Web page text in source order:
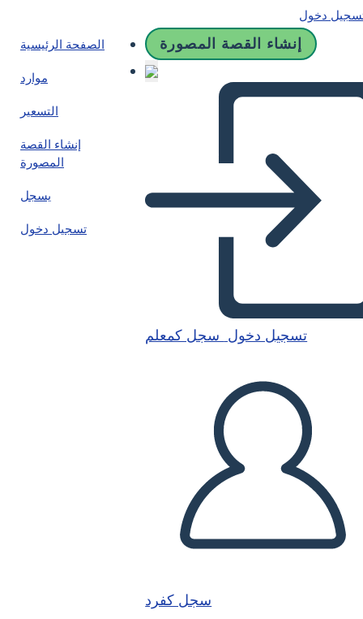
دخول
الصفحة الرئيسية
موارد
التسعير
إنشاء القصة
المصورة
يسجل
تسجيل دخول
إنشاء القصة المصورة
تسجيل دخول سجل كمعلم
سجل كفرد